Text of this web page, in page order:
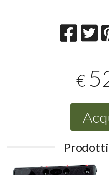
€